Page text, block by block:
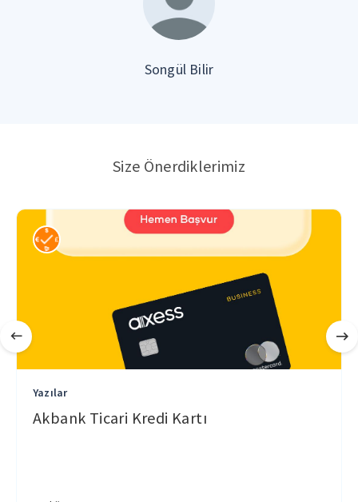
Songül Bilir
Size Önerdiklerimiz
Yazılar
Akbank Ticari Kredi Kartı